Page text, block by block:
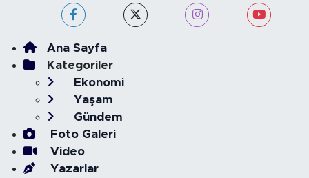
Ana Sayfa
Kategoriler
Ekonomi
Yaşam
Gündem
Foto Galeri
Video
Yazarlar